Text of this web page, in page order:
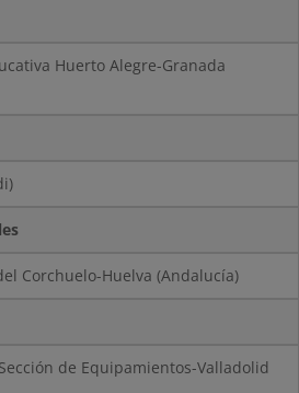
Huerto Alegre-Granada
Corchuelo-Huelva (Andalucía)
de Equipamientos-Valladolid